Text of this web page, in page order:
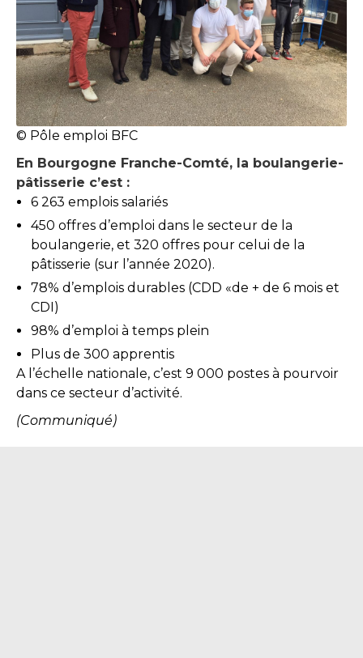
© Pôle emploi BFC
En Bourgogne Franche-Comté, la boulangerie-
pâtisserie c’est :
6 263 emplois salariés
450 offres d’emploi dans le secteur de la
boulangerie, et 320 offres pour celui de la
pâtisserie (sur l’année 2020).
78% d’emplois durables (CDD «de + de 6 mois et
CDI)
98% d’emploi à temps plein
Plus de 300 apprentis
A l’échelle nationale, c’est 9 000 postes à pourvoir
dans ce secteur d’activité.
(Communiqué)